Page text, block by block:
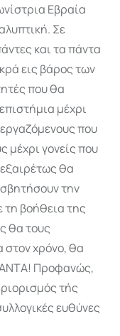
Εβραία
Σε
και τα πάντα
εις βάρος των
που θα
μέχρι
που
μέχρι γονείς που
θα
την
βοήθεια της
θα τους
στον χρόνο, θα
Προφανώς,
τής
ευθύνες